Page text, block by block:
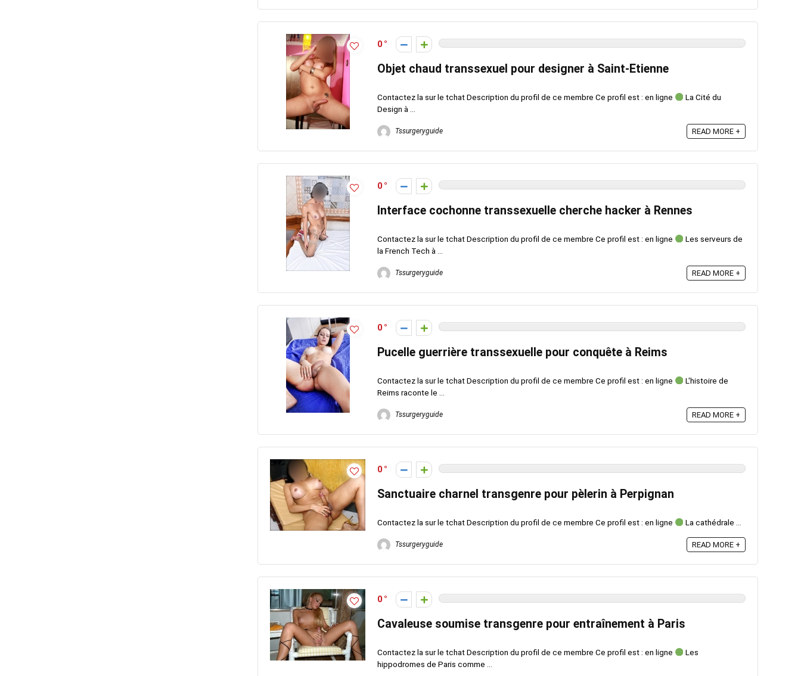
0
Objet chaud transsexuel pour designer à Saint-Etienne
Contactez la sur le tchat Description du profil de ce membre Ce profil est : en ligne
La Cité du
Design à ...
Tssurgeryguide READ MORE +
0
Interface cochonne transsexuelle cherche hacker à Rennes
Contactez la sur le tchat Description du profil de ce membre Ce profil est : en ligne
Les serveurs de
la French Tech à ...
Tssurgeryguide READ MORE +
0
Pucelle guerrière transsexuelle pour conquête à Reims
Contactez la sur le tchat Description du profil de ce membre Ce profil est : en ligne
L'histoire de
Reims raconte le ...
Tssurgeryguide READ MORE +
0
Sanctuaire charnel transgenre pour pèlerin à Perpignan
Contactez la sur le tchat Description du profil de ce membre Ce profil est : en ligne La cathédrale ...
Tssurgeryguide READ MORE +
0
Cavaleuse soumise transgenre pour entraînement à Paris
Contactez la sur le tchat Description du profil de ce membre Ce profil est : en ligne
Les
hippodromes de Paris comme ...